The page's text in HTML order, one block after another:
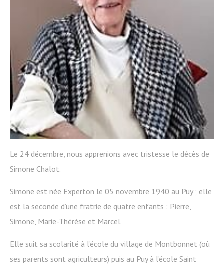
Le 24 décembre, nous apprenions avec tristesse le décès de
Simone Chalot.
Simone est née Experton le 05 novembre 1940 au Puy ; elle
est la seconde d’une fratrie de quatre enfants : Pierre,
Simone, Marie-Thérèse et Marcel.
Elle suit sa scolarité à l’école du village de Montbonnet (où
ses parents sont agriculteurs) puis au Puy à l’école Saint